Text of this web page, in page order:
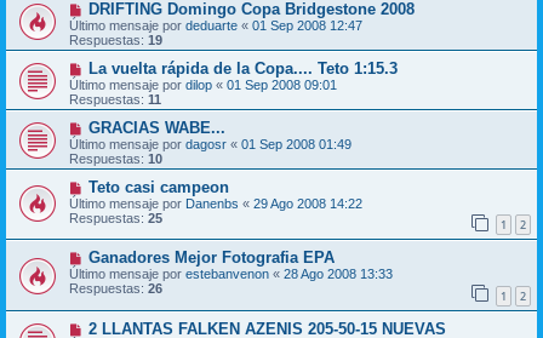
DRIFTING Domingo Copa Bridgestone 2008
Último mensaje por deduarte « 01 Sep 2008 12:47
Respuestas: 19
La vuelta rápida de la Copa.... Teto 1:15.3
Último mensaje por dilop « 01 Sep 2008 09:01
Respuestas: 11
GRACIAS WABE...
Último mensaje por dagosr « 01 Sep 2008 01:49
Respuestas: 10
Teto casi campeon
Último mensaje por Danenbs « 29 Ago 2008 14:22
Respuestas: 25 1 2
Ganadores Mejor Fotografia EPA
Último mensaje por estebanvenon « 28 Ago 2008 13:33
Respuestas: 26 1 2
2 LLANTAS FALKEN AZENIS 205-50-15 NUEVAS